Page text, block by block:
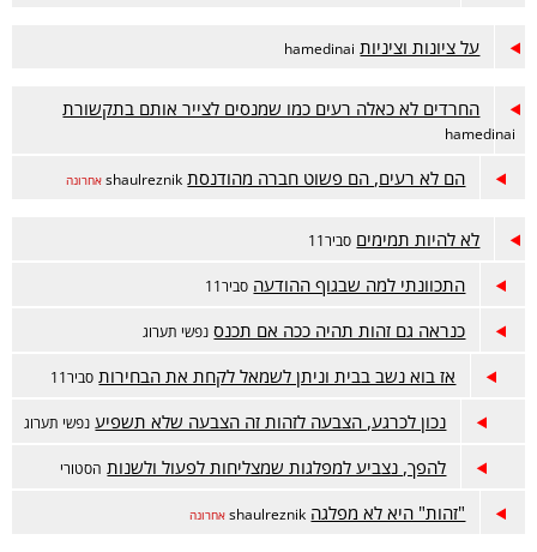
על ציונות וציניות hamedinai
החרדים לא כאלה רעים כמו שמנסים לצייר אותם בתקשורת
hamedinai
הם לא רעים, הם פשוט חברה מהודנסת shaulreznik אחרונה
לא להיות תמימים סביר11
התכוונתי למה שבגוף ההודעה סביר11
כנראה גם זהות תהיה ככה אם תכנס נפשי תערוג
אז בוא נשב בבית וניתן לשמאל לקחת את הבחירות סביר11
נכון לכרגע, הצבעה לזהות זה הצבעה שלא תשפיע נפשי תערוג
להפך, נצביע למפלגות שמצליחות לפעול ולשנות הסטורי
"זהות" היא לא מפלגה shaulreznik אחרונה